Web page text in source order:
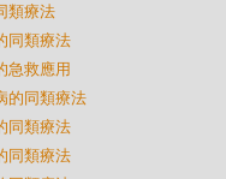
類療法
同類療法
急救應用
的同類療法
同類療法
同類療法